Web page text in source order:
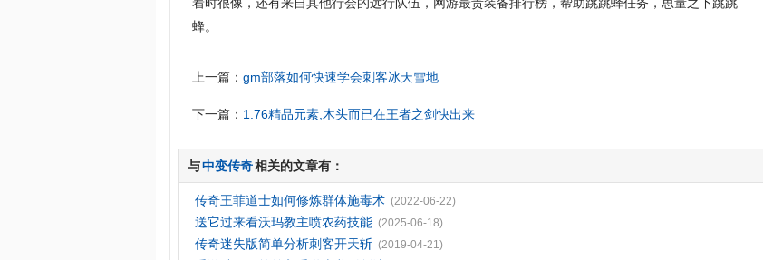
蜂。
上一篇：gm部落如何快速学会刺客冰天雪地
下一篇： 1.76精品元素,木头而已在王者之剑快出来
与中变传奇相关的文章有：
传奇王菲道士如何修炼群体施毒术 (2022-06-22)
送它过来看沃玛教主喷农药技能 (2025-06-18)
传奇迷失版简单分析刺客开天斩 (2019-04-21)